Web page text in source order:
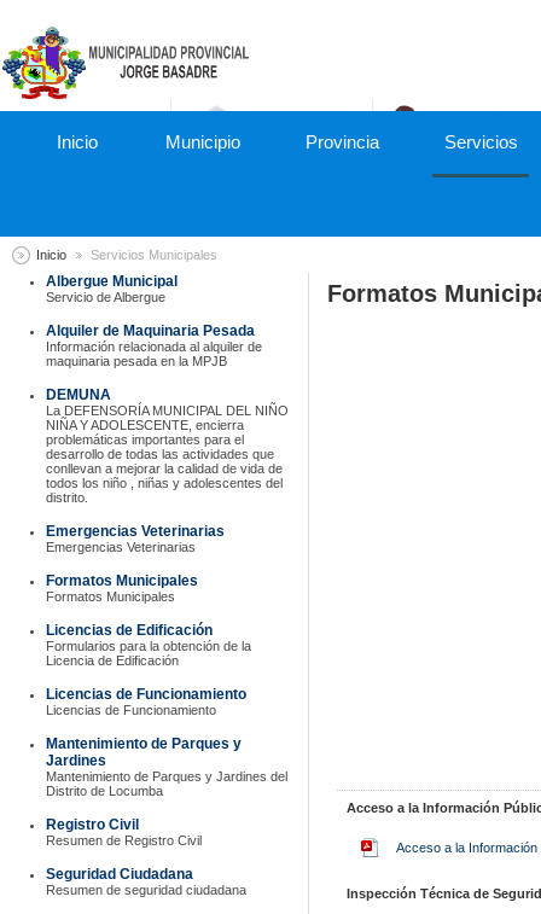
Inicio Municipio Provincia Servicios
Inicio Servicios Municipales
Albergue Municipal
Servicio de Albergue
Alquiler de Maquinaria Pesada
Información relacionada al alquiler de
maquinaria pesada en la MPJB
DEMUNA
La DEFENSORÍA MUNICIPAL DEL NIÑO
NIÑA Y ADOLESCENTE, encierra
problemáticas importantes para el
desarrollo de todas las actividades que
conllevan a mejorar la calidad de vida de
todos los niño , niñas y adolescentes del
distrito.
Emergencias Veterinarias
Emergencias Veterinarias
Formatos Municipales
Formatos Municipales
Licencias de Edificación
Formularios para la obtención de la
Licencia de Edificación
Licencias de Funcionamiento
Licencias de Funcionamiento
Mantenimiento de Parques y
Jardines
Mantenimiento de Parques y Jardines del
Distrito de Locumba
Registro Civil
Resumen de Registro Civil
Seguridad Ciudadana
Resumen de seguridad ciudadana
Formatos
Acceso a la Información
Acceso a la Información
Inspección Técnica de